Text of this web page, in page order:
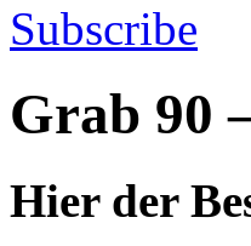
Subscribe
Grab 90
Hier der